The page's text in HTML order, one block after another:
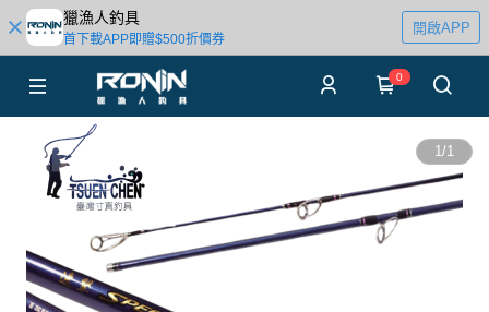
獵漁人釣具
首下載APP即贈$500折價券
開啟APP
0
1/1